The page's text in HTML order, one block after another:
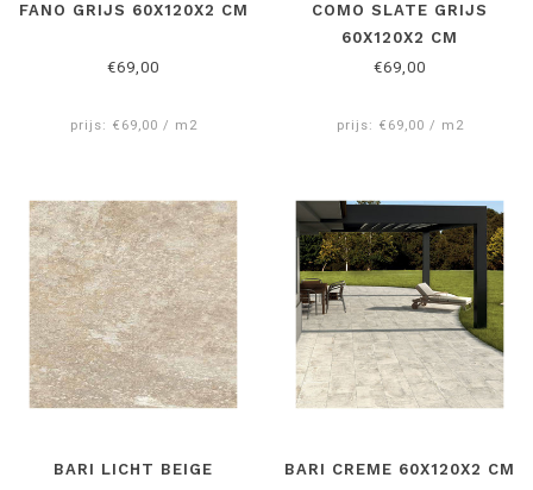
FANO GRIJS 60X120X2 CM
€69,00
prijs: €69,00 / m2
COMO SLATE GRIJS
60X120X2 CM
€69,00
prijs: €69,00 / m2
BARI LICHT BEIGE
BARI CREME 60X120X2 CM